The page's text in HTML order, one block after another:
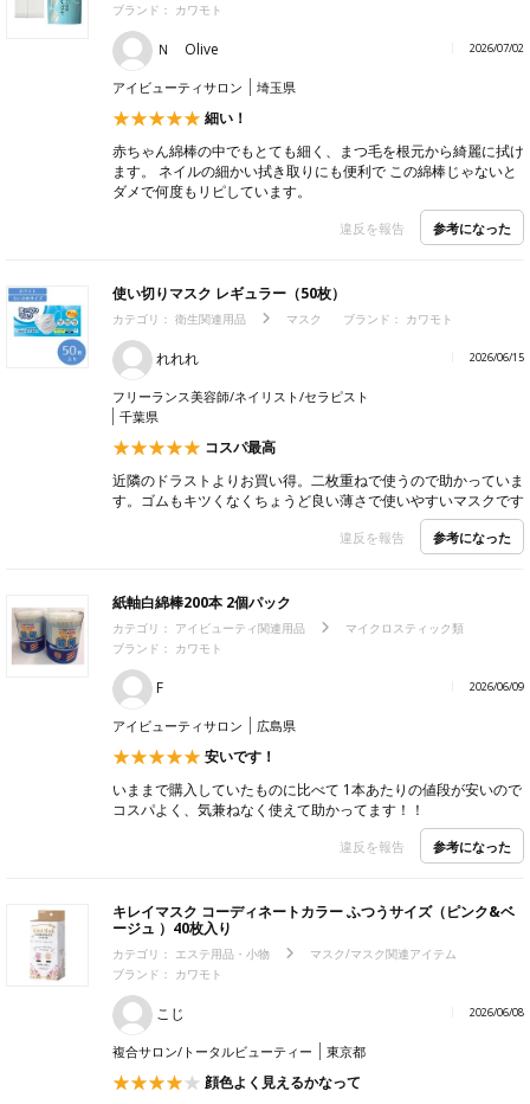
ブランド： カワモト
Ｎ Olive 2026/07/02
アイビューティサロン 埼玉県
細い！
赤ちゃん綿棒の中でもとても細く、まつ毛を根元から綺麗に拭け
ます。 ネイルの細かい拭き取りにも便利で この綿棒じゃないと
ダメで何度もリピしています。
違反を報告 参考になった
使い切りマスク レギュラー（50枚）
カテゴリ： 衛生関連用品 マスク ブランド： カワモト
れれれ 2026/06/15
フリーランス美容師/ネイリスト/セラピスト
千葉県
コスパ最高
近隣のドラストよりお買い得。二枚重ねで使うので助かっていま
す。ゴムもキツくなくちょうど良い薄さで使いやすいマスクです
違反を報告 参考になった
紙軸白綿棒200本 2個パック
カテゴリ： アイビューティ関連用品
マイクロスティック類
ブランド： カワモト
F 2026/06/09
アイビューティサロン 広島県
安いです！
いままで購入していたものに比べて 1本あたりの値段が安いので
コスパよく、気兼ねなく使えて助かってます！！
違反を報告 参考になった
キレイマスク コーディネートカラー ふつうサイズ（ピンク&ベ
ージュ ）40枚入り
カテゴリ： エステ用品・小物
マスク/マスク関連アイテム
ブランド： カワモト
こじ 2026/06/08
複合サロン/トータルビューティー 東京都
顔色よく見えるかなって